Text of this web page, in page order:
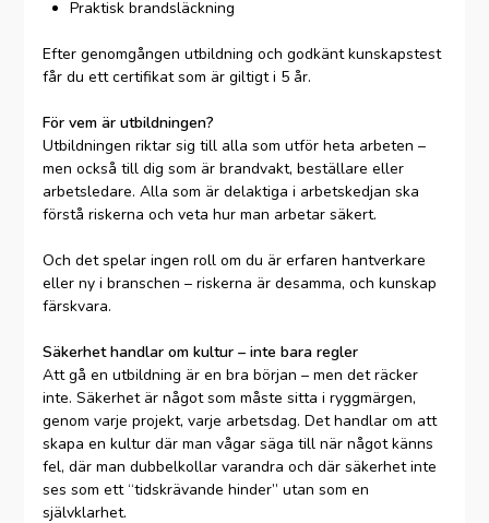
Praktisk brandsläckning
Efter genomgången utbildning och godkänt kunskapstest
får du ett certifikat som är giltigt i 5 år.
För vem är utbildningen?
Utbildningen riktar sig till alla som utför heta arbeten –
men också till dig som är brandvakt, beställare eller
arbetsledare. Alla som är delaktiga i arbetskedjan ska
förstå riskerna och veta hur man arbetar säkert.
Och det spelar ingen roll om du är erfaren hantverkare
eller ny i branschen – riskerna är desamma, och kunskap
färskvara.
Säkerhet handlar om kultur – inte bara regler
Att gå en utbildning är en bra början – men det räcker
inte. Säkerhet är något som måste sitta i ryggmärgen,
genom varje projekt, varje arbetsdag. Det handlar om att
skapa en kultur där man vågar säga till när något känns
fel, där man dubbelkollar varandra och där säkerhet inte
ses som ett “tidskrävande hinder” utan som en
självklarhet.